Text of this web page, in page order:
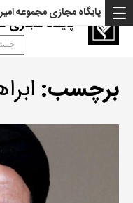
پایگاه مجازی
پایگاه مجازی مجموعه
برچسب: